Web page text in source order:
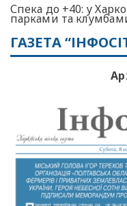
Спека до +40: у
парками та
ГАЗЕТА